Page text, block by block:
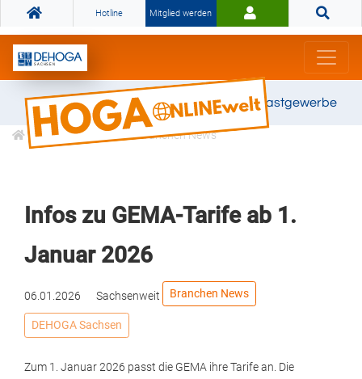
Hotline Mitglied werden
Gemeinsam stark für das Gastgewerbe
Informationen Branchen News
Infos zu GEMA-Tarife ab 1.
Januar 2026
06.01.2026 Sachsenweit Branchen News
DEHOGA Sachsen
Zum 1. Januar 2026 passt die GEMA ihre Tarife an. Die